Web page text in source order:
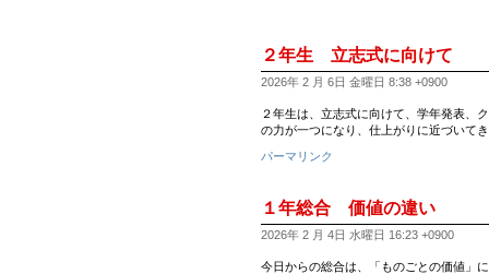
２年生 立志式に向けて
2026年 2 月 6日 金曜日 8:38 +0900
２年生は、立志式に向けて、学年発表、
の力が一つになり、仕上がりに近づいて
パーマリンク
１年総合 価値の違い
2026年 2 月 4日 水曜日 16:23 +0900
今日からの総合は、「ものごとの価値」